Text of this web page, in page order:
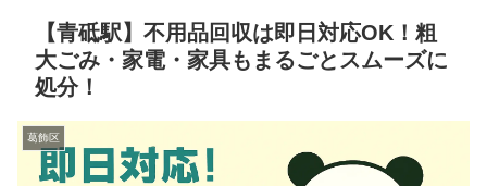
【青砥駅】不用品回収は即日対応OK！粗
大ごみ・家電・家具もまるごとスムーズに
処分！
葛飾区